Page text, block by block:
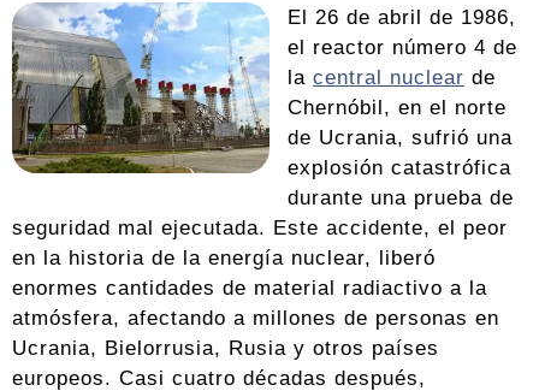
El 26 de abril de 1986,
el reactor número 4 de
la central nuclear de
Chernóbil, en el norte
de Ucrania, sufrió una
explosión catastrófica
durante una prueba de
seguridad mal ejecutada. Este accidente, el peor
en la historia de la energía nuclear, liberó
enormes cantidades de material radiactivo a la
atmósfera, afectando a millones de personas en
Ucrania, Bielorrusia, Rusia y otros países
europeos. Casi cuatro décadas después,